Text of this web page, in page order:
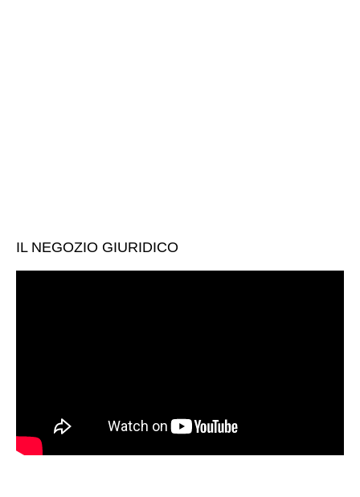
IL NEGOZIO GIURIDICO